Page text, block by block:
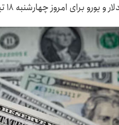
امروز چهارشنبه ۱۸ تیر ۱۴۰۴ منتشر شد.